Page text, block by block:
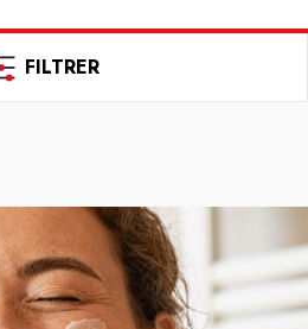
FILTRER